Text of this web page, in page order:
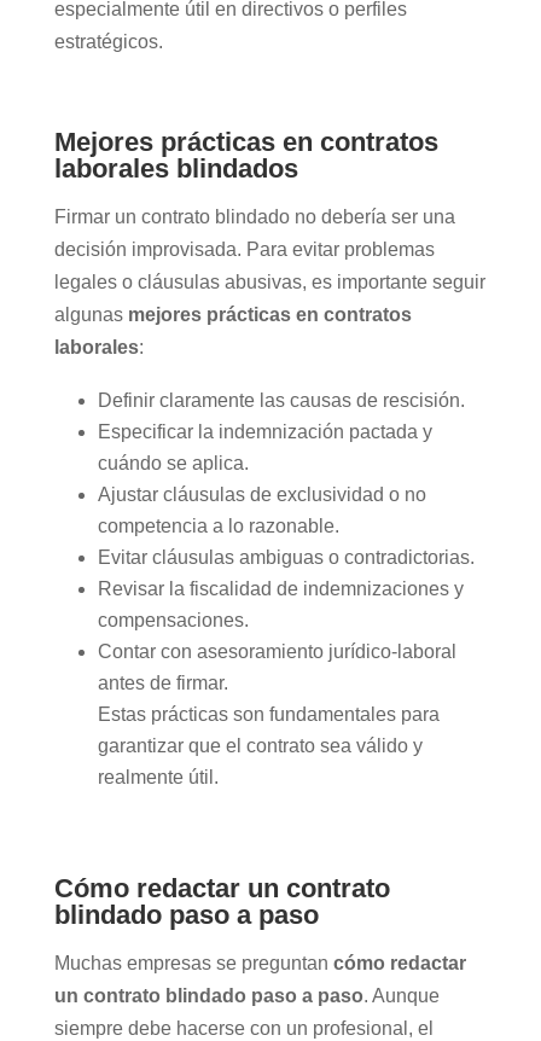
especialmente útil en directivos o perfiles
estratégicos.
Mejores prácticas en contratos
laborales blindados
Firmar un contrato blindado no debería ser una
decisión improvisada. Para evitar problemas
legales o cláusulas abusivas, es importante seguir
algunas mejores prácticas en contratos
laborales:
Definir claramente las causas de rescisión.
Especificar la indemnización pactada y
cuándo se aplica.
Ajustar cláusulas de exclusividad o no
competencia a lo razonable.
Evitar cláusulas ambiguas o contradictorias.
Revisar la fiscalidad de indemnizaciones y
compensaciones.
Contar con asesoramiento jurídico-laboral
antes de firmar.
Estas prácticas son fundamentales para
garantizar que el contrato sea válido y
realmente útil.
Cómo redactar un contrato
blindado paso a paso
Muchas empresas se preguntan cómo redactar
un contrato blindado paso a paso. Aunque
siempre debe hacerse con un profesional, el